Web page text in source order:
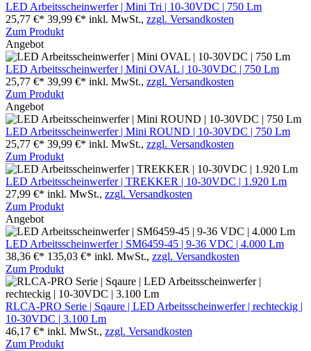
LED Arbeitsscheinwerfer | Mini Tri | 10-30VDC | 750 Lm
25,77 €* 39,99 €* inkl. MwSt., zzgl. Versandkosten
Zum Produkt
Angebot
LED Arbeitsscheinwerfer | Mini OVAL | 10-30VDC | 750 Lm
25,77 €* 39,99 €* inkl. MwSt., zzgl. Versandkosten
Zum Produkt
Angebot
LED Arbeitsscheinwerfer | Mini ROUND | 10-30VDC | 750 Lm
25,77 €* 39,99 €* inkl. MwSt., zzgl. Versandkosten
Zum Produkt
LED Arbeitsscheinwerfer | TREKKER | 10-30VDC | 1.920 Lm
27,99 €* inkl. MwSt., zzgl. Versandkosten
Zum Produkt
Angebot
LED Arbeitsscheinwerfer | SM6459-45 | 9-36 VDC | 4.000 Lm
38,36 €* 135,03 €* inkl. MwSt., zzgl. Versandkosten
Zum Produkt
RLCA-PRO Serie | Sqaure | LED Arbeitsscheinwerfer | rechteckig |
10-30VDC | 3.100 Lm
46,17 €* inkl. MwSt., zzgl. Versandkosten
Zum Produkt